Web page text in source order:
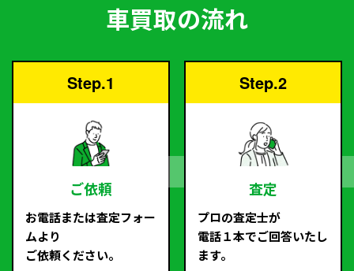
車買取の流れ
Step.1
ご依頼
お電話または査定フォー
ムより
ご依頼ください。
Step.2
査定
プロの査定士が
電話１本でご回答いたし
ます。